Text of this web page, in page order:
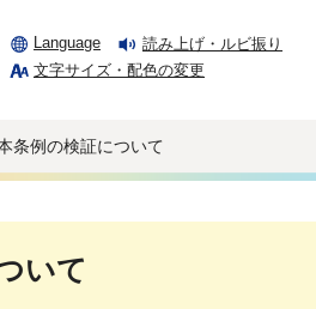
Language
読み上げ・ルビ振り
文字サイズ・配色の変更
条例の検証について
いて